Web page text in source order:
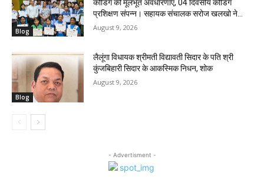
Blog
कोडिंग की मूलभूत अवधारणाएं, 04 दिवसीय कोडिंग
प्रशिक्षण संपन्न। ‌सहायक संचालक सरोज खलखो ने...
August 9, 2026
Blog
लैलूंगा विधायक श्रीमती विद्यावती सिदार के पति श्री
कुंजबिहारी सिदार के आकस्मिक निधन, शोक
August 9, 2026
- Advertisment -